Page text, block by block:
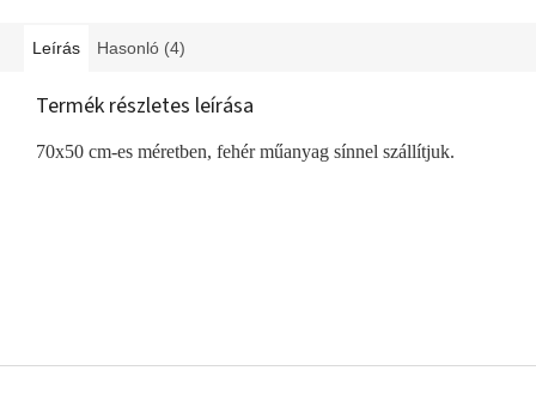
Leírás Hasonló (4)
Termék részletes leírása
70x50 cm-es méretben, fehér műanyag sínnel szállítjuk.
L